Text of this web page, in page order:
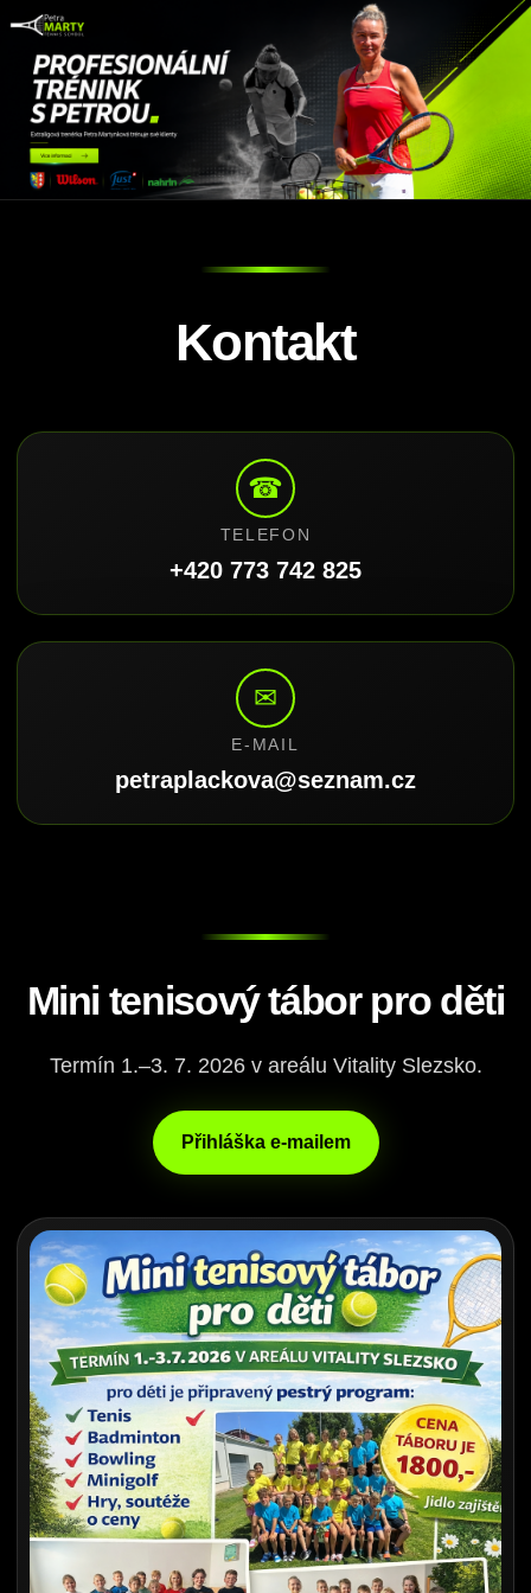
Kontakt
☎
TELEFON
+420 773 742 825
✉
E-MAIL
petraplackova@seznam.cz
Mini tenisový tábor pro děti
Termín 1.–3. 7. 2026 v areálu Vitality Slezsko.
Přihláška e-mailem